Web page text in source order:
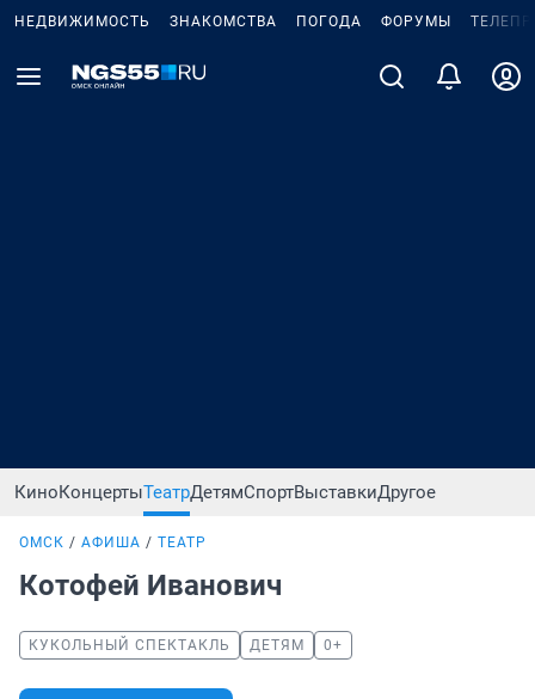
НЕДВИЖИМОСТЬ ЗНАКОМСТВА ПОГОДА ФОРУМЫ
КиноКонцертыТеатрДетямСпортВыставкиДругое
ОМСК АФИША ТЕАТР
Котофей Иванович
КУКОЛЬНЫЙ СПЕКТАКЛЬ ДЕТЯМ 0+